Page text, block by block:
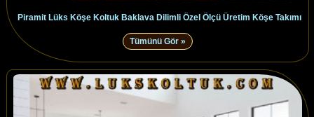
Piramit Lüks Köşe Koltuk Baklava Dilimli Özel Ölçü Üretim Köşe Takımı
Tümünü Gör »